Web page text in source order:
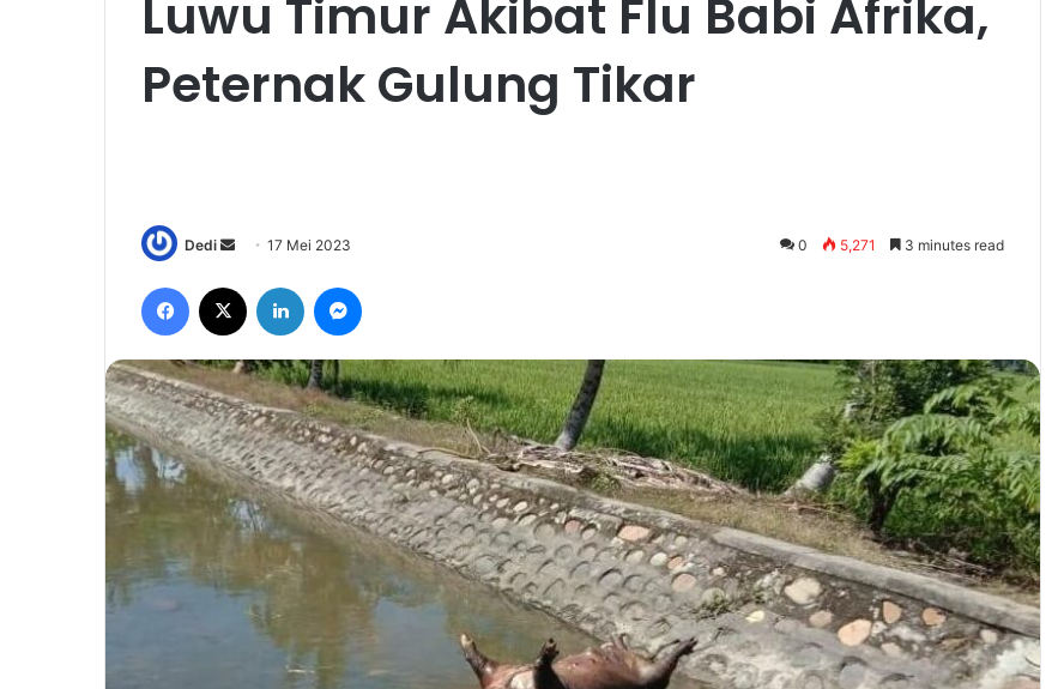
Luwu Timur Akibat Flu Babi Afrika,
Peternak Gulung Tikar
Dedi
Send
email
17 Mei 2023 0 5,271 3 minutes read
Facebook LinkedIn